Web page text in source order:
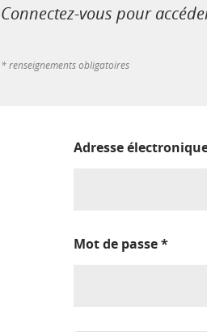
Connectez-vous pour
* renseignements obligatoires
Adresse
Mot de passe*